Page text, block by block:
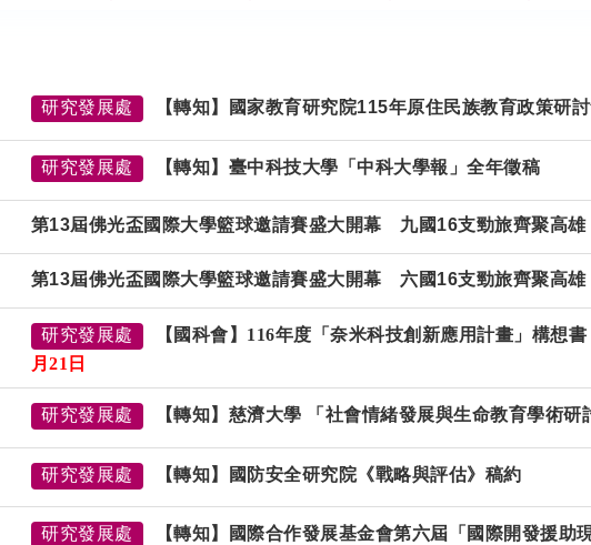
研究發展處 【轉知】國家教育研究院115年原住民族教育政策研
研究發展處 【轉知】臺中科技大學「中科大學報」全年徵稿
第13屆佛光盃國際大學籃球邀請賽盛大開幕 九國16支勁旅齊聚高
第13屆佛光盃國際大學籃球邀請賽盛大開幕 六國16支勁旅齊聚高
研究發展處 【國科會】116年度「奈米科技創新應用計畫」構想
月21日
研究發展處 【轉知】慈濟大學 「社會情緒發展與生命教育學術研
研究發展處 【轉知】國防安全研究院《戰略與評估》稿約
研究發展處 【轉知】國際合作發展基金會第六屆「國際開發援助